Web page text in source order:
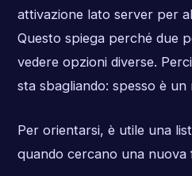
attivazione lato server per
Questo spiega perché due
vedere opzioni diverse.
sta sbagliando: spesso è
Per orientarsi, è utile una
quando cercano una nuova